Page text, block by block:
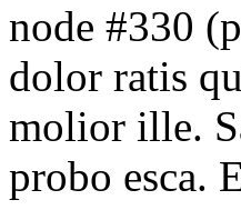
node #330
dolor ratis
molior ille.
probo esca.